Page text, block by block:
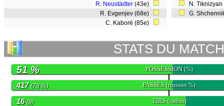
R. Neustädter (43e)
R. Evgenjev (68e)
C. Kaboré (85e)
N.
G.
STATS DU MATCH
POSSESSION(%)
51 %
PASSES(réussies %)
417(78 %)
TIRS(cadrés)
16(8)